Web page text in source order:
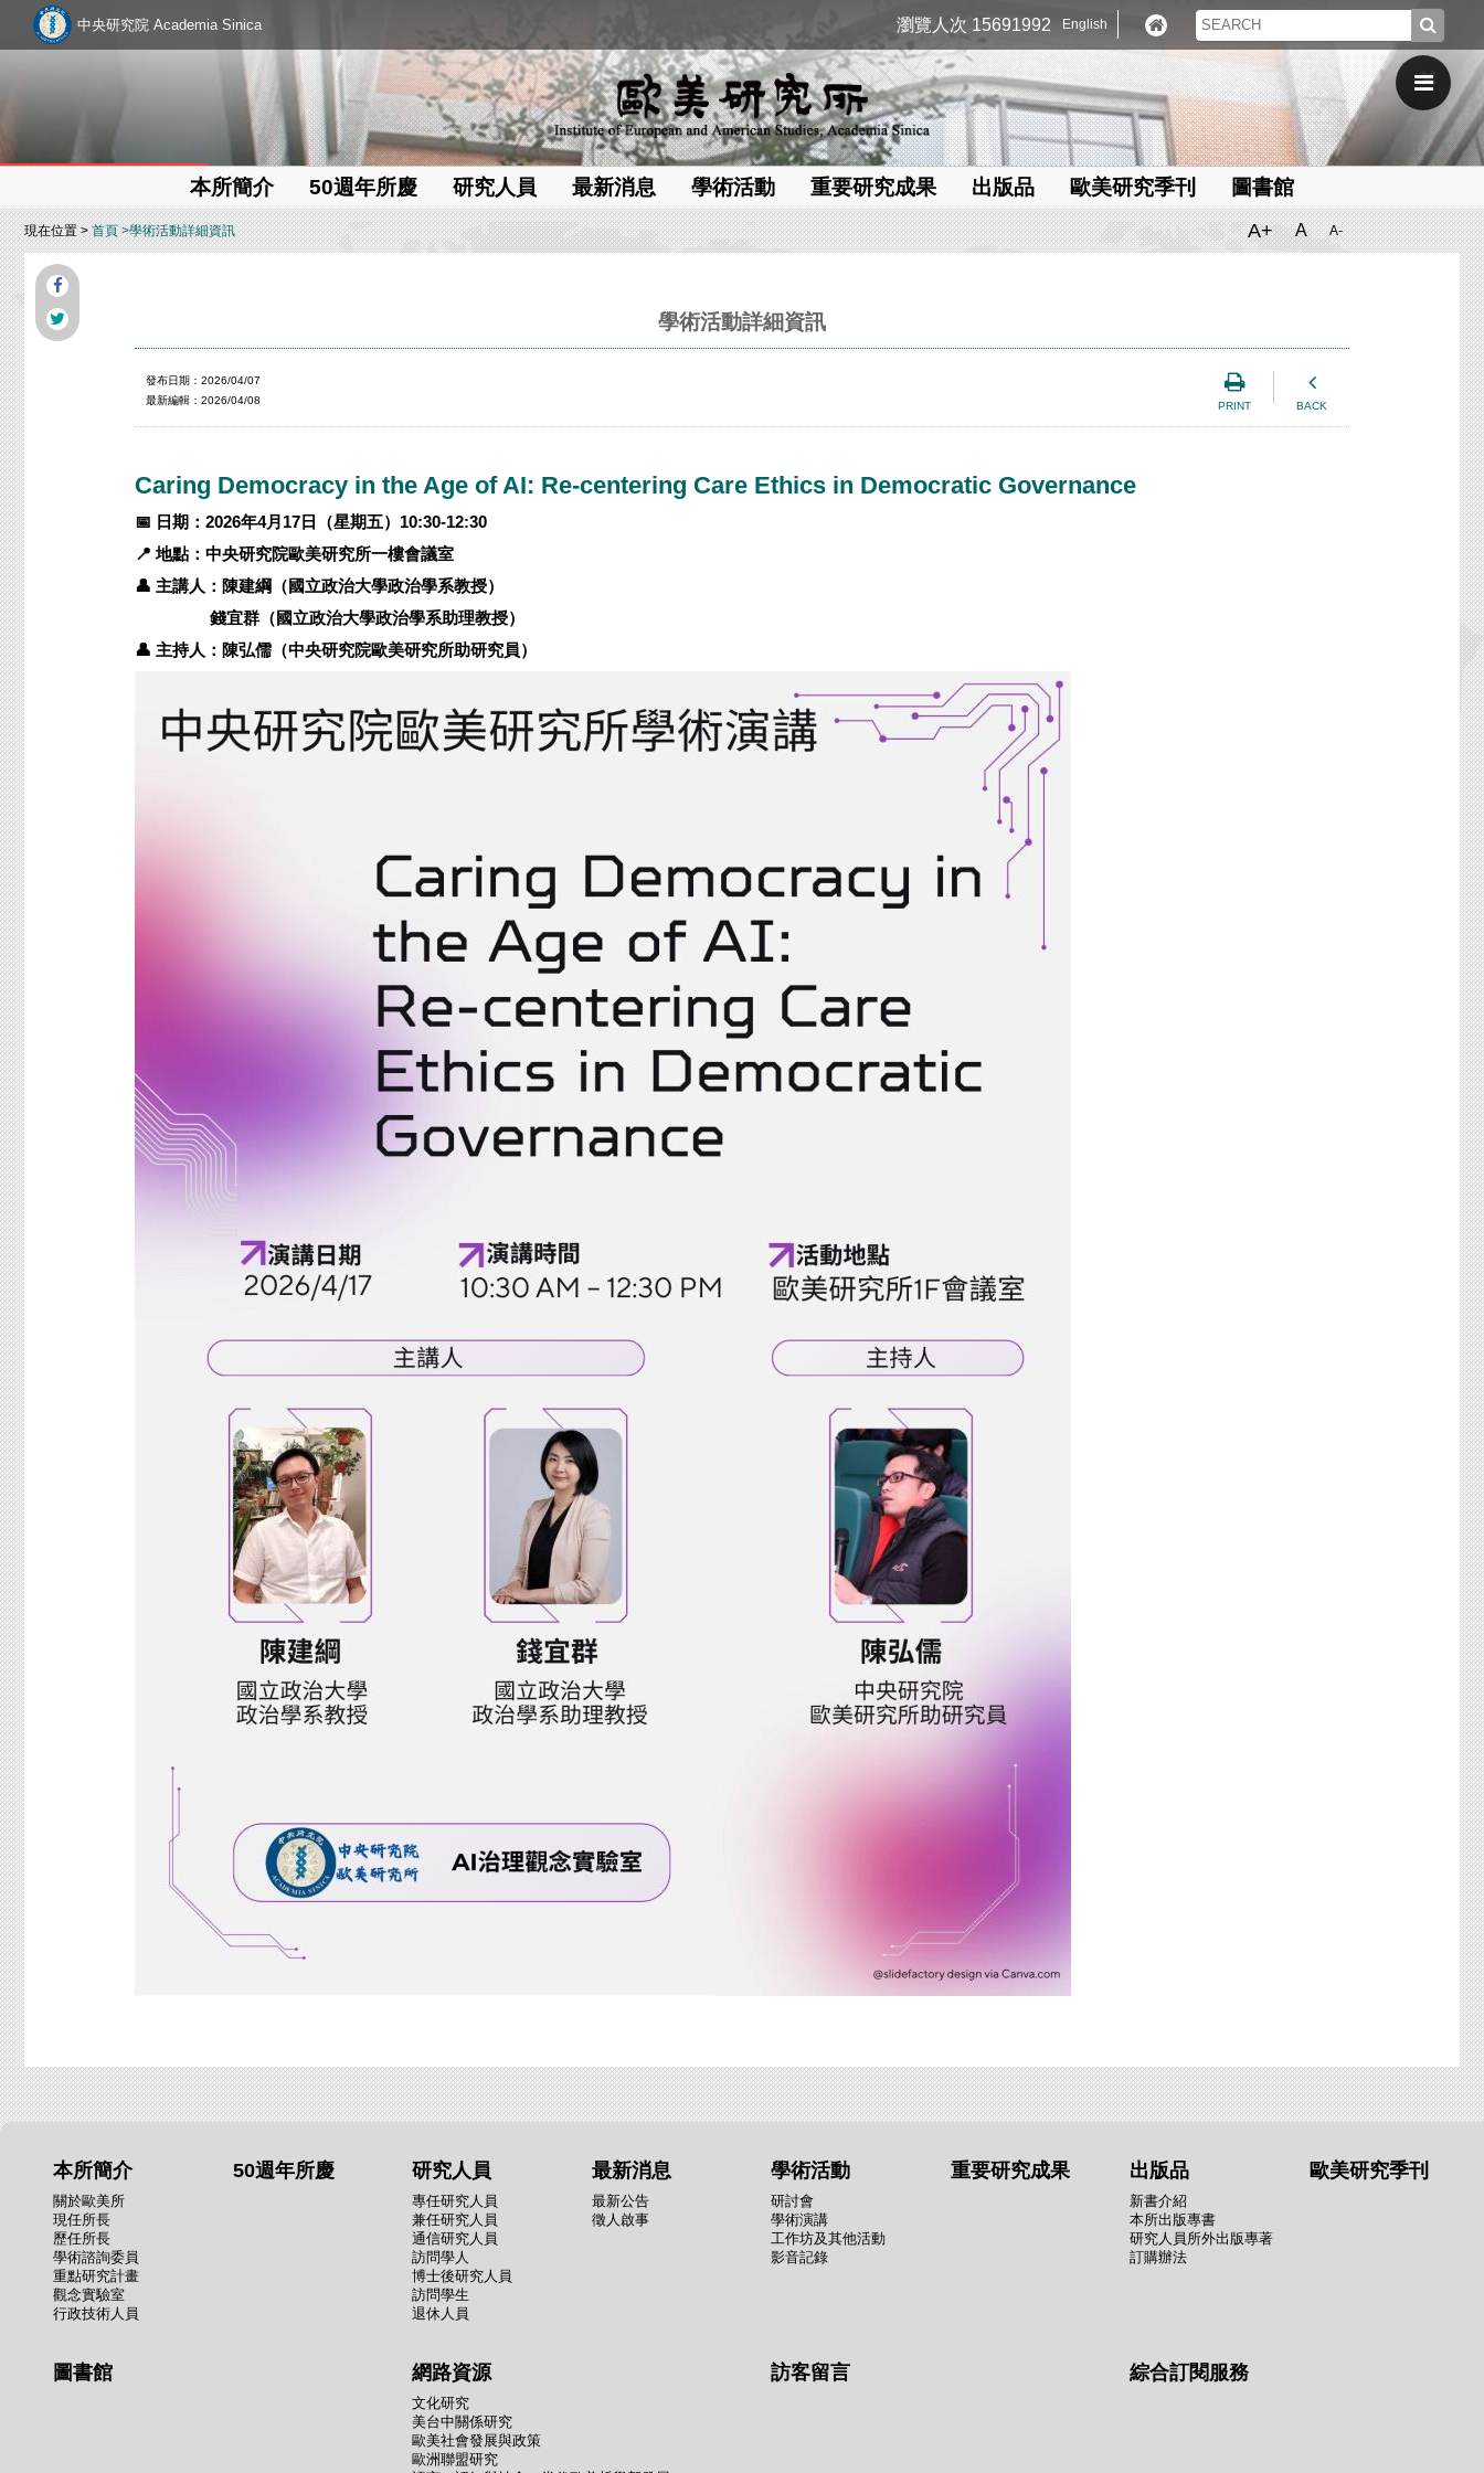
中央研究院 Academia Sinica 瀏覽人次 15691992 English
本所簡介 50週年所慶 研究人員 最新消息 學術活動 重要研究成果 出版品 歐美研究季刊 圖書館
現在位置 >首頁 >學術活動詳細資訊 A+ A A-
學術活動詳細資訊
PRINT BACK
發布日期：2026/04/07
最新編輯：2026/04/08
Caring Democracy in the Age of AI: Re-centering Care Ethics in Democratic Governance
📅 日期：2026年4月17 日（星期五）10:30-12:30
📍地點：中央研究院歐美研究所一樓會議室
👤 主講人： 陳建綱（國立政治大學政治學系教授）
錢宜群（國立政治大學政治學系助理教授）
👤 主持人：陳弘儒（中央研究院歐美研究所助研究員）
本所簡介
關於歐美所
現任所長
歷任所長
學術諮詢委員
重點研究計畫
觀念實驗室
行政技術人員
50週年所慶 研究人員
專任研究人員
兼任研究人員
通信研究人員
訪問學人
博士後研究人員
訪問學生
退休人員
最新消息
最新公告
徵人啟事
學術活動
研討會
學術演講
工作坊及其他活動
影音記錄
重要研究成果 出版品
新書介紹
本所出版專書
研究人員所外出版專著
訂購辦法
歐美研究季刊
圖書館 網路資源
文化研究
美台中關係研究
歐美社會發展與政策
歐洲聯盟研究
訪客留言 綜合訂閱服務